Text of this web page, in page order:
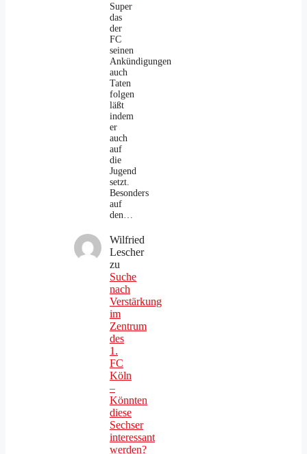
Super
das
der
FC
seinen
Ankündigungen
auch
Taten
folgen
läßt
indem
er
auch
auf
die
Jugend
setzt.
Besonders
auf
den…
Wilfried
Lescher
zu
Suche
nach
Verstärkung
im
Zentrum
des
1.
FC
Köln
–
Könnten
diese
Sechser
interessant
werden?